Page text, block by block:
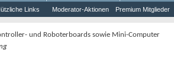
Links Moderator-Aktionen Premium Mitglieder
und Roboterboards sowie Mini-Computer